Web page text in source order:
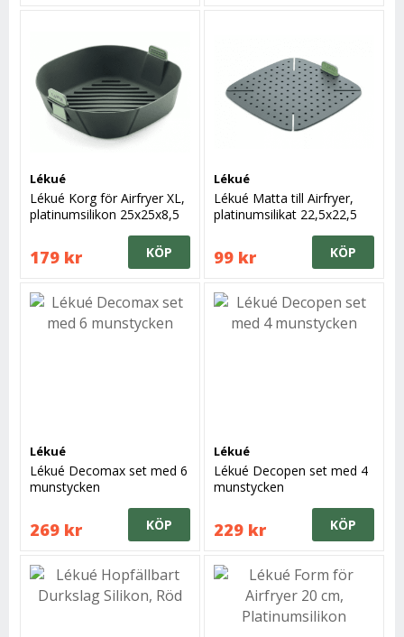
Lékué
Lékué Korg för Airfryer XL,
platinumsilikon 25x25x8,5
179 kr KÖP
Lékué
Lékué Matta till Airfryer,
platinumsilikat 22,5x22,5
99 kr KÖP
Lékué
Lékué Decomax set med 6
munstycken
269 kr KÖP
Lékué
Lékué Decopen set med 4
munstycken
229 kr KÖP